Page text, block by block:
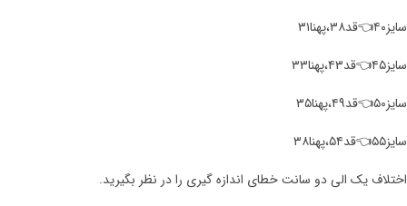
سایز۴۰👈قد۳۸،پهنا۳۱
سایز۴۵👈قد۴۳،پهنا۳۳
سایز۵۰👈قد۴۹،پهنا۳۵
سایز۵۵👈قد۵۴،پهنا۳۸
اختلاف یک الی دو سانت خطای اندازه گیری را در نظر بگیرید.